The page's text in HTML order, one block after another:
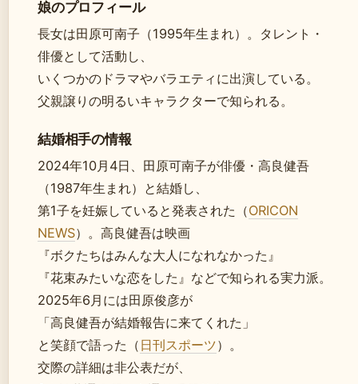
娘のプロフィール
長女は田原可南子（1995年生まれ）。タレント・
俳優として活動し、
いくつかのドラマやバラエティに出演している。
父親譲りの明るいキャラクターで知られる。
結婚相手の情報
2024年10月4日、田原可南子が俳優・高良健吾
（1987年生まれ）と結婚し、
第1子を妊娠していると発表された（ORICON
NEWS）。高良健吾は映画
『ボクたちはみんな大人になれなかった』
『花束みたいな恋をした』などで知られる実力派。
2025年6月には田原俊彦が
「高良健吾が結婚報告に来てくれた」
と笑顔で語った（ 日刊スポーツ）。
交際の詳細は非公表だが、